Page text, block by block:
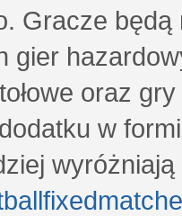
Gracze
gier
oraz
w